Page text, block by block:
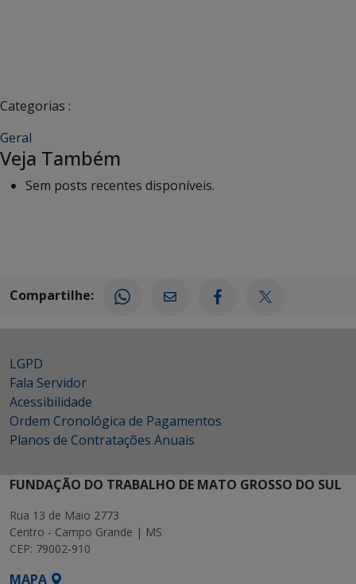
Categorias :
Geral
Veja Também
Sem posts recentes disponíveis.
Compartilhe:
LGPD
Fala Servidor
Acessibilidade
Ordem Cronológica de Pagamentos
Planos de Contratações Anuais
FUNDAÇÃO DO TRABALHO DE MATO GROSSO DO SUL
Rua 13 de Maio 2773
Centro - Campo Grande | MS
CEP: 79002-910
MAPA